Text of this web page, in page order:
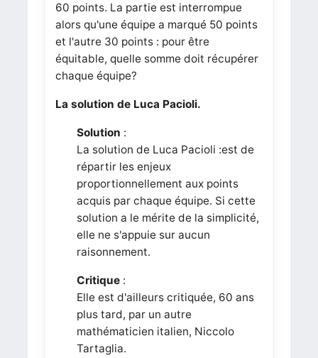
60 points. La partie est interrompue
alors qu'une équipe a marqué 50 points
et l'autre 30 points : pour être
équitable, quelle somme doit récupérer
chaque équipe?
La solution de Luca Pacioli.
Solution :
La solution de Luca Pacioli :est de
répartir les enjeux
proportionnellement aux points
acquis par chaque équipe. Si cette
solution a le mérite de la simplicité,
elle ne s'appuie sur aucun
raisonnement.
Critique:
Elle est d'ailleurs critiquée, 60 ans
plus tard, par un autre
mathématicien italien, Niccolo
Tartaglia.